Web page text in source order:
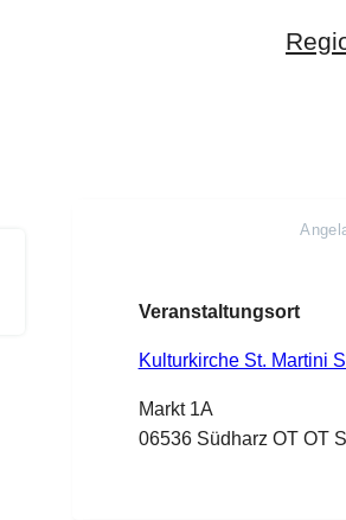
Veranstaltungsort
Kulturkirche St. Martini
Markt 1A
06536 Südharz OT OT